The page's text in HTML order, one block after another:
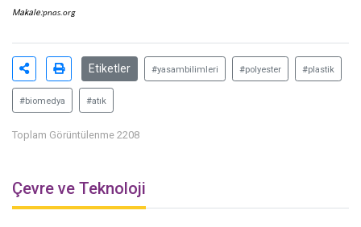
Makale:pnas.org
Etiketler #yasambilimleri #polyester #plastik
#biomedya #atık
Toplam Görüntülenme 2208
Çevre ve Teknoloji